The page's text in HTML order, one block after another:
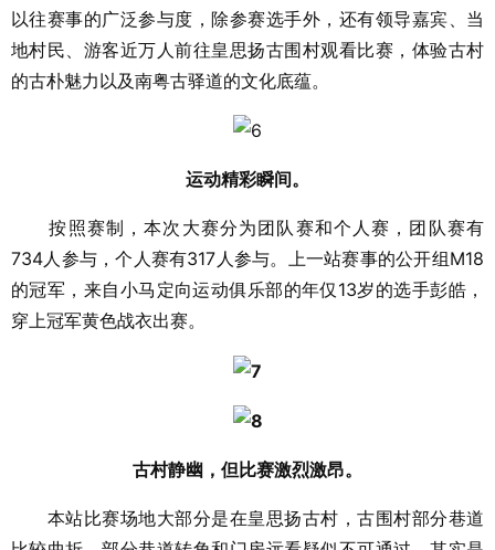
以往赛事的广泛参与度，除参赛选手外，还有领导嘉宾、当
地村民、游客近万人前往皇思扬古围村观看比赛，体验古村
的古朴魅力以及南粤古驿道的文化底蕴。
运动精彩瞬间。
按照赛制，本次大赛分为团队赛和个人赛，团队赛有
734人参与，个人赛有317人参与。上一站赛事的公开组M18
的冠军，来自小马定向运动俱乐部的年仅13岁的选手彭皓，
穿上冠军黄色战衣出赛。
古村静幽，但比赛激烈激昂。
本站比赛场地大部分是在皇思扬古村，古围村部分巷道